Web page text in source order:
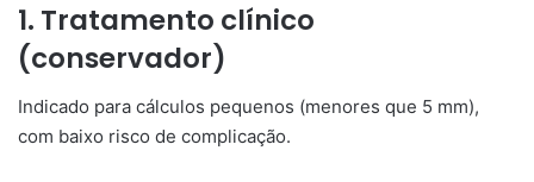
1. Tratamento clínico
(conservador)
Indicado para cálculos pequenos (menores que 5 mm),
com baixo risco de complicação.